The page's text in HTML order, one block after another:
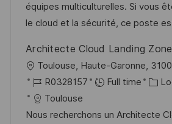
a
t
o
n
f
f
c
n
c
d
u
p
o
s
r
i
équipes multiculturelles. Si vous
le cloud et la sécurité, ce poste
Architecte Cloud Landing
o
c
a
Toulouse, Haute-Garonne,
R
é
f
R0328157 Full time
C
t
Toulouse
Nous recherchons un Architecte